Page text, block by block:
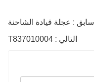
سابق : عجلة قيادة الشاحنة
التالي : T837010004